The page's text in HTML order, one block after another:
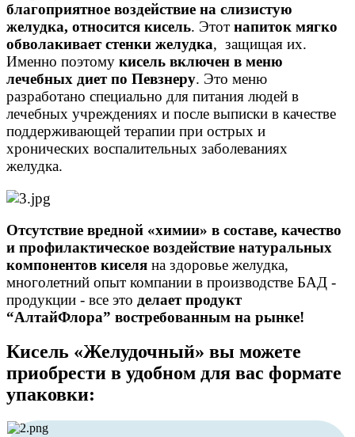
благоприятное воздействие на слизистую
желудка, относится кисель. Этот напиток мягко
обволакивает стенки желудка, защищая их.
Именно поэтому кисель включен в меню
лечебных диет по Певзнеру. Это меню
разработано специально для питания людей в
лечебных учреждениях и после выписки в качестве
поддерживающей терапии при острых и
хронических воспалительных заболеваниях
желудка.
Отсутствие вредной «химии» в составе, качество
и профилактическое воздействие натуральных
компонентов киселя на здоровье желудка,
многолетний опыт компании в производстве БАД -
продукции - все это делает продукт
“АлтайФлора” востребованным на рынке!
Кисель «Желудочный» вы можете
приобрести в удобном для вас формате
упаковки: